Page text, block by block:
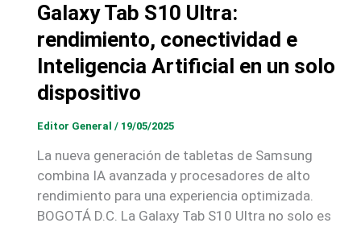
Galaxy Tab S10 Ultra:
rendimiento, conectividad e
Inteligencia Artificial en un solo
dispositivo
Editor General / 19/05/2025
La nueva generación de tabletas de Samsung
combina IA avanzada y procesadores de alto
rendimiento para una experiencia optimizada.
BOGOTÁ D.C. La Galaxy Tab S10 Ultra no solo es